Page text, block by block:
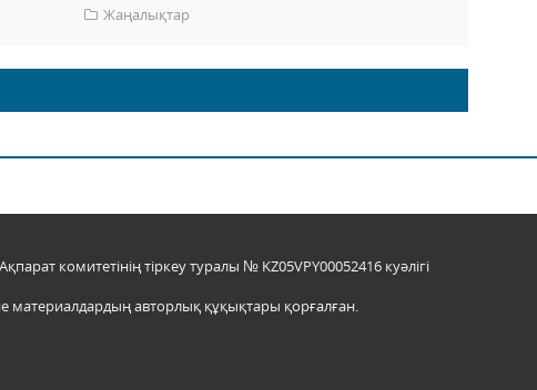
Жаңалықтар
комитетінің тіркеу туралы № KZ05VPY00052416 куәлігі
материалдардың авторлық құқықтары қорғалған.